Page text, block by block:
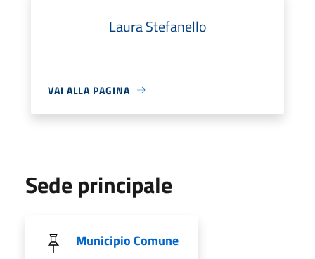
Laura Stefanello
VAI ALLA PAGINA
Sede principale
Municipio Comune